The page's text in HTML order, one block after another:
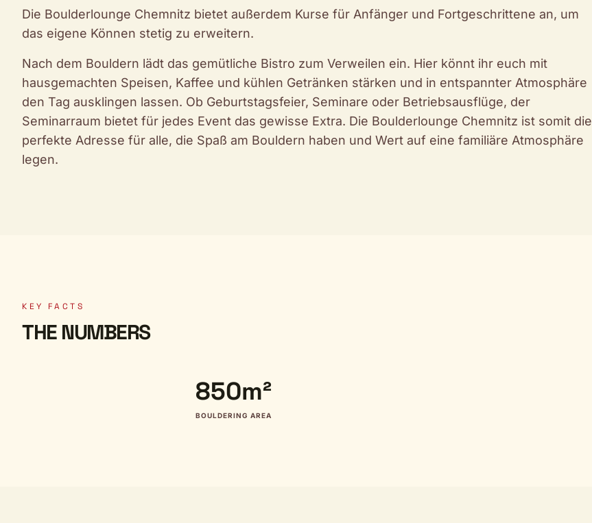
Die Boulderlounge Chemnitz bietet außerdem Kurse für Anfänger und Fortgeschrittene an, um
das eigene Können stetig zu erweitern.
Nach dem Bouldern lädt das gemütliche Bistro zum Verweilen ein. Hier könnt ihr euch mit
hausgemachten Speisen, Kaffee und kühlen Getränken stärken und in entspannter Atmosphäre
den Tag ausklingen lassen. Ob Geburtstagsfeier, Seminare oder Betriebsausflüge, der
Seminarraum bietet für jedes Event das gewisse Extra. Die Boulderlounge Chemnitz ist somit die
perfekte Adresse für alle, die Spaß am Bouldern haben und Wert auf eine familiäre Atmosphäre
legen.
KEY FACTS
THE NUMBERS
850m²
BOULDERING AREA